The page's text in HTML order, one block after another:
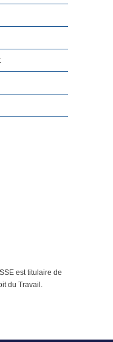
est titulaire de
du Travail.